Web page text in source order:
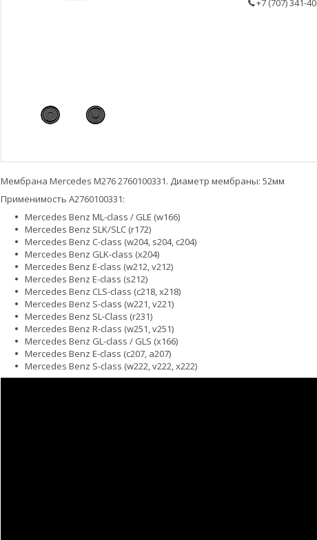
Мембрана Mercedes M276 2760100331. Диаметр мембраны: 52мм
Применимость A2760100331:
Mercedes Benz ML-class / GLE (w166)
Mercedes Benz SLK/SLC (r172)
Mercedes Benz C-class (w204, s204, c204)
Mercedes Benz GLK-class (x204)
Mercedes Benz E-class (w212, v212)
Mercedes Benz E-class (s212)
Mercedes Benz CLS-class (c218, x218)
Mercedes Benz S-class (w221, v221)
Mercedes Benz SL-Class (r231)
Mercedes Benz R-class (w251, v251)
Mercedes Benz GL-class / GLS (x166)
Mercedes Benz E-class (c207, a207)
Mercedes Benz S-class (w222, v222, x222)